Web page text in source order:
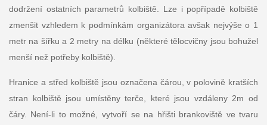
dodržení ostatních parametrů kolbiště. Lze i popřípadě kolbiště
zmenšit vzhledem k podmínkám organizátora avšak nejvýše o 1
metr na šířku a 2 metry na délku (některé tělocvičny jsou bohužel
menší než potřeby kolbiště).
Hranice a střed kolbiště jsou označena čárou, v polovině kratších
stran kolbiště jsou umístěny terče, které jsou vzdáleny 2m od
čáry. Není-li to možné, vytvoří se na hřišti brankoviště ve tvaru